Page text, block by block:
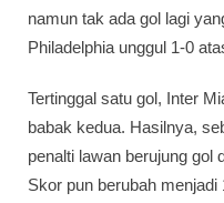
namun tak ada gol lagi
Philadelphia unggul 1-0
Tertinggal satu gol, Inter
babak kedua. Hasilnya,
penalti lawan berujung gol
Skor pun berubah menjadi